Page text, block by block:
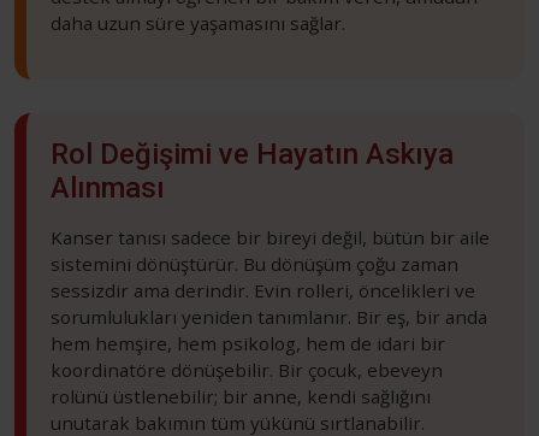
daha uzun süre yaşamasını sağlar.
Rol Değişimi ve Hayatın Askıya
Alınması
Kanser tanısı sadece bir bireyi değil, bütün bir aile
sistemini dönüştürür. Bu dönüşüm çoğu zaman
sessizdir ama derindir. Evin rolleri, öncelikleri ve
sorumlulukları yeniden tanımlanır. Bir eş, bir anda
hem hemşire, hem psikolog, hem de idari bir
koordinatöre dönüşebilir. Bir çocuk, ebeveyn
rolünü üstlenebilir; bir anne, kendi sağlığını
unutarak bakımın tüm yükünü sırtlanabilir.